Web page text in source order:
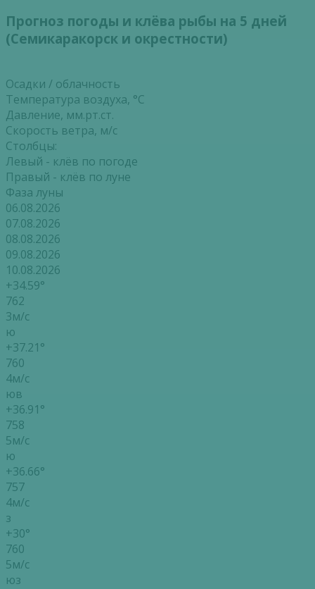
Прогноз погоды и клёва рыбы на 5 дней
(Семикаракорск и окрестности)
Осадки / облачность
Температура воздуха, °С
Давление, мм.рт.ст.
Скорость ветра, м/с
Столбцы:
Левый - клёв по погоде
Правый - клёв по луне
Фаза луны
06.08.2026
07.08.2026
08.08.2026
09.08.2026
10.08.2026
+34.59°
762
3м/с
ю
+37.21°
760
4м/с
юв
+36.91°
758
5м/с
ю
+36.66°
757
4м/с
з
+30°
760
5м/с
юз